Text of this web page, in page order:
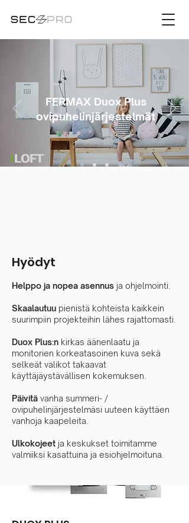
FERMAX Duox Plus
ovipuhelinjärjestelmät
Hyödyt
Helppo ja nopea asennus ja ohjelmointi.
Skaalautuu pienistä kohteista kaikkein
suurimpiin projekteihin lähes rajattomasti.
Duox Plus:n kirkas äänenlaatu ja
monitorien korkeatasoinen kuva sekä
selkeät valikot takaavat
käyttäjäystävällisen kokemuksen.
Päivitä vanha summeri- /
ovipuhelinjärjestelmäsi uuteen käyttäen
vanhoja kaapeleita.
Ulkokojeet ja keskukset toimitamme
valmiiksi kasattuina ja esiohjelmoituna.